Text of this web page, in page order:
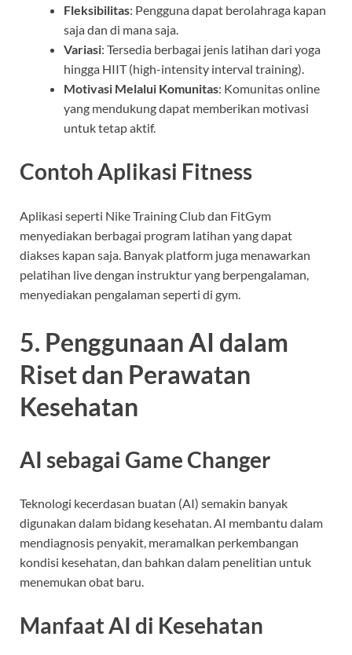
Fleksibilitas: Pengguna dapat berolahraga kapan
saja dan di mana saja.
Variasi: Tersedia berbagai jenis latihan dari yoga
hingga HIIT (high-intensity interval training).
Motivasi Melalui Komunitas: Komunitas online
yang mendukung dapat memberikan motivasi
untuk tetap aktif.
Contoh Aplikasi Fitness
Aplikasi seperti Nike Training Club dan FitGym
menyediakan berbagai program latihan yang dapat
diakses kapan saja. Banyak platform juga menawarkan
pelatihan live dengan instruktur yang berpengalaman,
menyediakan pengalaman seperti di gym.
5. Penggunaan AI dalam
Riset dan Perawatan
Kesehatan
AI sebagai Game Changer
Teknologi kecerdasan buatan (AI) semakin banyak
digunakan dalam bidang kesehatan. AI membantu dalam
mendiagnosis penyakit, meramalkan perkembangan
kondisi kesehatan, dan bahkan dalam penelitian untuk
menemukan obat baru.
Manfaat AI di Kesehatan